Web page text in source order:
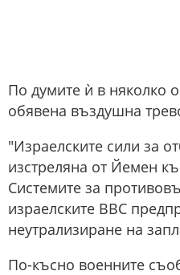
По думите ѝ в няколко
обявена въздушна
"Израелските сили за
изстреляна от Йемен
Системите за
израелските ВВС
неутрализиране на
По-късно военните